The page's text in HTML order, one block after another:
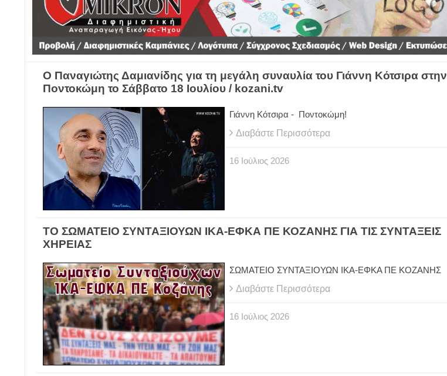
Ο Παναγιώτης Δαμιανίδης για τη μεγάλη συναυλία του Γιάννη Κότσιρα στην
Ποντοκώμη το Σάββατο 18 Ιουλίου / kozani.tv
Γιάννη Κότσιρα - Ποντοκώμη!
Διαβάστε Περισσότερα
16 Ιούλιος 2026
ΤΟ ΣΩΜΑΤΕΙΟ ΣΥΝΤΑΞΙΟΥΩΝ ΙΚΑ-ΕΦΚΑ ΠΕ ΚΟΖΑΝΗΣ ΓΙΑ ΤΙΣ ΣΥΝΤΑΞΕΙΣ
ΧΗΡΕΙΑΣ
ΣΩΜΑΤΕΙΟ ΣΥΝΤΑΞΙΟΥΩΝ ΙΚΑ-ΕΦΚΑ ΠΕ ΚΟΖΑΝΗΣ
Διαβάστε Περισσότερα
16 Ιούλιος 2026